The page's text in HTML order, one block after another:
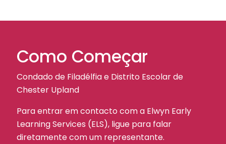
Como Começar
Condado de Filadélfia e Distrito Escolar de
Chester Upland
Para entrar em contacto com a Elwyn Early
Learning Services (ELS), ligue para falar
diretamente com um representante.